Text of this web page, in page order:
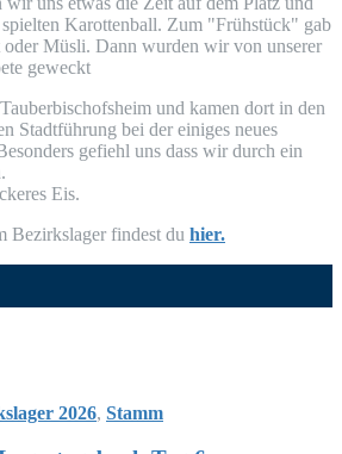
Karot­ten­ball. Zum "Früh­stück" gab
oder Müs­li. Dann wur­den wir von unse­rer
geweckt
und kamen dort in den
Stadt­füh­rung bei der eini­ges neu­es
gefiehl uns dass wir durch ein
Eis.
Bezirks­la­ger fin­dest du hier.
2026, Stamm